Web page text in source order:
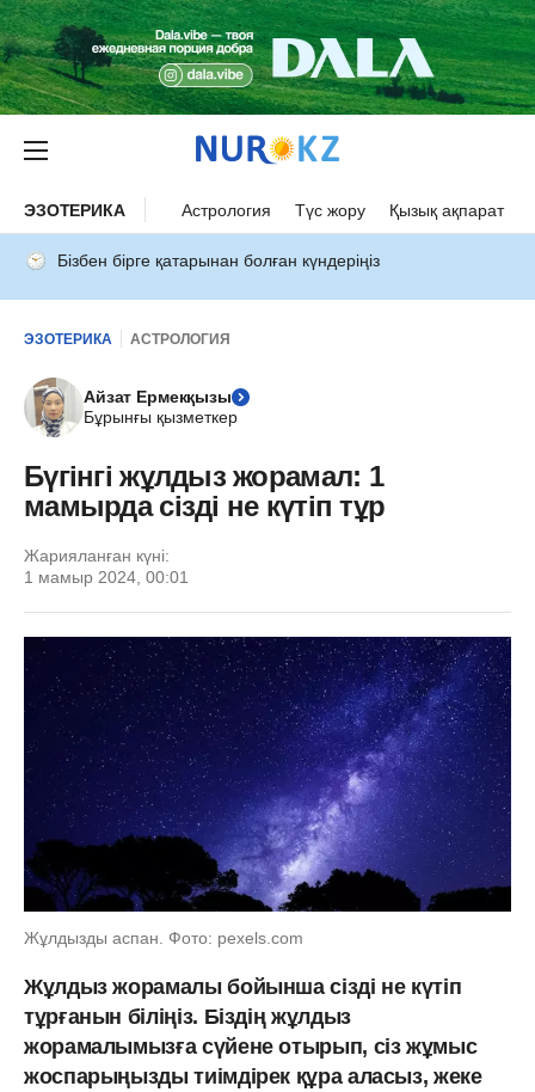
ЭЗОТЕРИКА Астрология Түс жору Қызық ақпарат
Бізбен бірге қатарынан болған күндеріңіз
ЭЗОТЕРИКА АСТРОЛОГИЯ
Айзат Ермекқызы
Бұрынғы қызметкер
Бүгінгі жұлдыз жорамал: 1
мамырда сізді не күтіп тұр
Жарияланған күні:
1 мамыр 2024, 00:01
Жұлдызды аспан. Фото: pexels.com
Жұлдыз жорамалы бойынша сізді не күтіп
тұрғанын біліңіз. Біздің жұлдыз
жорамалымызға сүйене отырып, сіз жұмыс
жоспарыңызды тиімдірек құра аласыз, жеке